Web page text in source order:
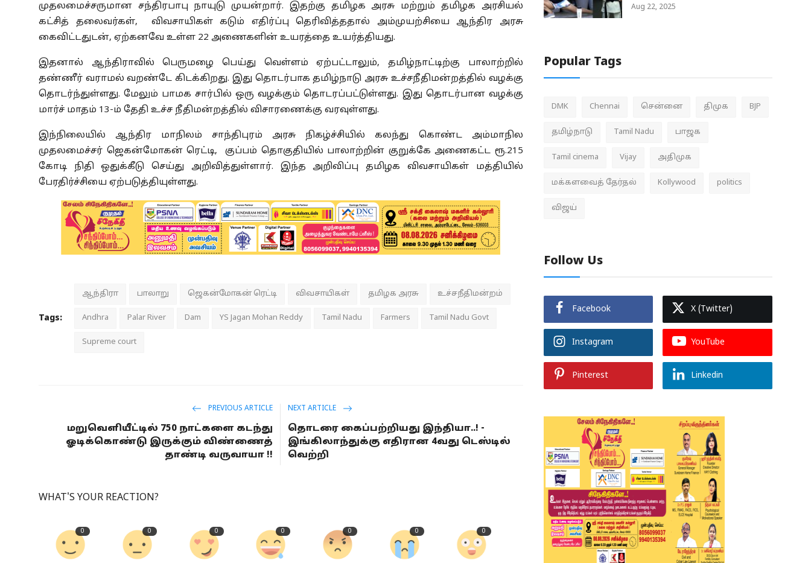
முதலமைச்சருமான சந்திரபாபு நாயுடு முயன்றார். இதற்கு தமிழக அரசு மற்றும் தமிழக அரசியல்
கட்சித் தலைவர்கள், விவசாயிகள் கடும் எதிர்ப்பு தெரிவித்ததால் அம்முயற்சியை ஆந்திர அரசு
கைவிட்டதுடன், ஏற்கனவே உள்ள 22 அணைகளின் உயரத்தை உயர்த்தியது.
இதனால் ஆந்திராவில் பெருமழை பெய்து வெள்ளம் ஏற்பட்டாலும், தமிழ்நாட்டிற்கு பாலாற்றில்
தண்ணீர் வராமல் வறண்டே கிடக்கிறது. இது தொடர்பாக தமிழ்நாடு அரசு உச்சநீதிமன்றத்தில் வழக்கு
தொடர்ந்துள்ளது. மேலும் பாமக சார்பில் ஒரு வழக்கும் தொடரப்பட்டுள்ளது. இது தொடர்பான வழக்கு
மார்ச் மாதம் 13-ம் தேதி உச்ச நீதிமன்றத்தில் விசாரணைக்கு வரவுள்ளது.
இந்நிலையில் ஆந்திர மாநிலம் சாந்திபுரம் அரசு நிகழ்ச்சியில் கலந்து கொண்ட அம்மாநில
முதலமைச்சர் ஜெகன்மோகன் ரெட்டி, குப்பம் தொகுதியில் பாலாற்றின் குறுக்கே அணைகட்ட ரூ.215
கோடி நிதி ஒதுக்கீடு செய்து அறிவித்துள்ளார். இந்த அறிவிப்பு தமிழக விவசாயிகள் மத்தியில்
பேரதிர்ச்சியை ஏற்படுத்தியுள்ளது.
Tags:
ஆந்திரா பாலாறு ஜெகன்மோகன் ரெட்டி விவசாயிகள் தமிழக அரசு உச்சநீதிமன்றம்
Andhra Palar River Dam YS Jagan Mohan Reddy Tamil Nadu Farmers Tamil Nadu Govt
Supreme court
PREVIOUS ARTICLE
மறுவெளியீட்டில் 750 நாட்களை கடந்து
ஓடிக்கொண்டு இருக்கும் விண்ணைத்
தாண்டி வருவாயா !!
NEXT ARTICLE
தொடரை கைப்பற்றியது இந்தியா..! -
இங்கிலாந்துக்கு எதிரான 4வது டெஸ்டில்
வெற்றி
WHAT'S YOUR REACTION?
0 0 0 0 0 0 0
Aug 22, 2025
Popular Tags
DMK Chennai சென்னை திமுக BJP
தமிழ்நாடு Tamil Nadu பாஜக
Tamil cinema Vijay அதிமுக
மக்களவைத் தேர்தல் Kollywood politics
விஜய்
Follow Us
Facebook X (Twitter)
Instagram YouTube
Pinterest Linkedin